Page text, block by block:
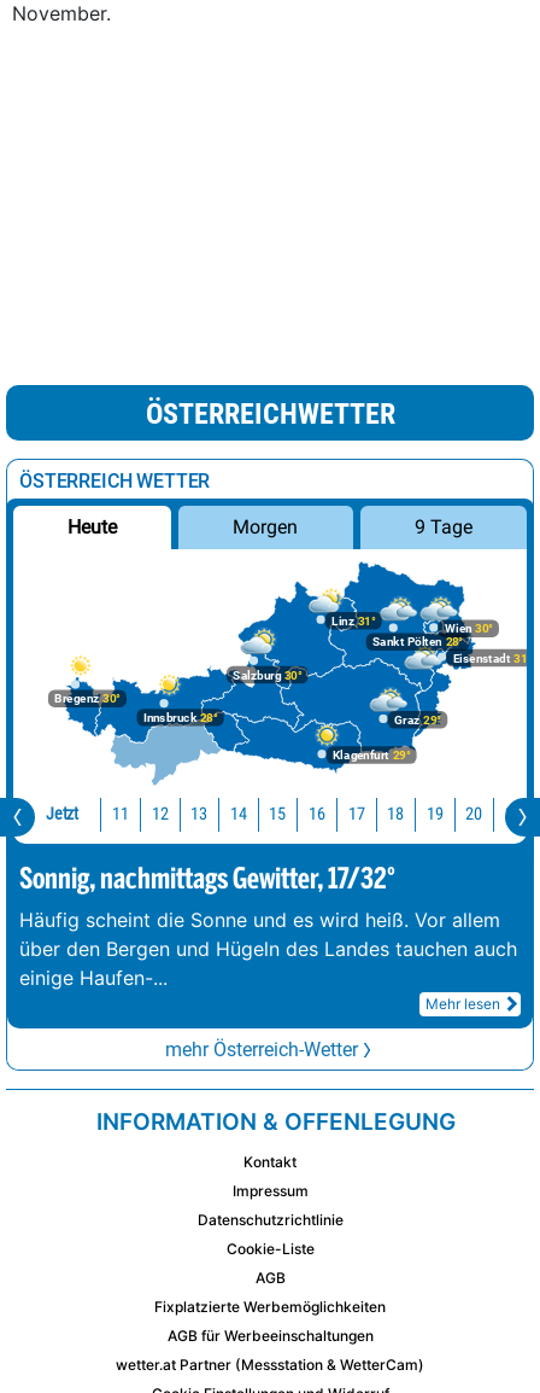
November.
ÖSTERREICHWETTER
ÖSTERREICH WETTER
Heute Morgen 9 Tage
Bregenz30°
Graz29°
Innsbruck28°
Klagenfurt 29°
Linz31°
Salzburg30°
Wien 30°
Eisenstadt 31°
Sankt Pölten 28°
Jetzt 11 12 13 14 15 16 17 18 19 20 21
Sonnig, nachmittags Gewitter, 17/32°
Häufig scheint die Sonne und es wird heiß. Vor allem
über den Bergen und Hügeln des Landes tauchen auch
einige Haufen-...
Mehr lesen
mehr Österreich-Wetter
INFORMATION & OFFENLEGUNG
Kontakt
Impressum
Datenschutzrichtlinie
Cookie-Liste
AGB
Fixplatzierte Werbemöglichkeiten
AGB für Werbeeinschaltungen
wetter.at Partner (Messstation & WetterCam)